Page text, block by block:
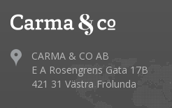
CARMA & CO AB
E A Rosengrens Gata 17B
421 31 Västra Frölunda